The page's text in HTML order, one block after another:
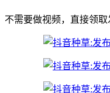
不需要做视频，直接领